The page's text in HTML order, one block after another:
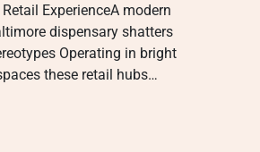
ExperienceA modern
dispensary shatters
Operating in bright
these retail hubs…